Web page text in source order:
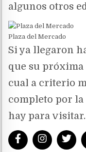
algunos otros
Plaza del Mercado
Si ya llegaron
que su próxima
cual a criterio
completo por la
hay para visitar.